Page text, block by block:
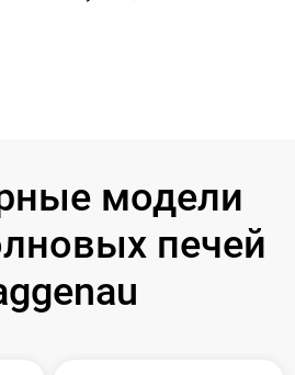
модели
печей